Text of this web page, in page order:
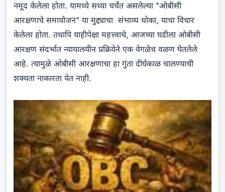
नमूद केलेला होता. यामध्ये सध्या चर्चेत असलेल्या "ओबीसी
आरक्षणाचे समायोजन" या मुद्द्याचा संभाव्य धोका, याचा विचार
केलेला होता. तथापि याहीपेक्षा महत्त्वाचे, आजच्या घडीला ओबीसी
आरक्षण संदर्भात न्यायालयीन प्रक्रियेने एक वेगळेच वळण घेतलेले
आहे. त्यामुळे ओबीसी आरक्षणाचा हा गुंता दीर्घकाळ चालण्याची
शक्यता नाकारता येत नाही.